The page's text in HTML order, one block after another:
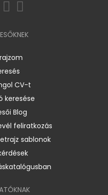
CV-t
keresése
Blog
feliratkozás
sablonok